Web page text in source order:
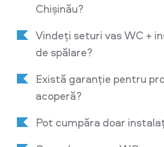
Chișinău?
Vindeți seturi vas WC +
de spălare?
Există garanție pentru
acoperă?
Pot cumpăra doar